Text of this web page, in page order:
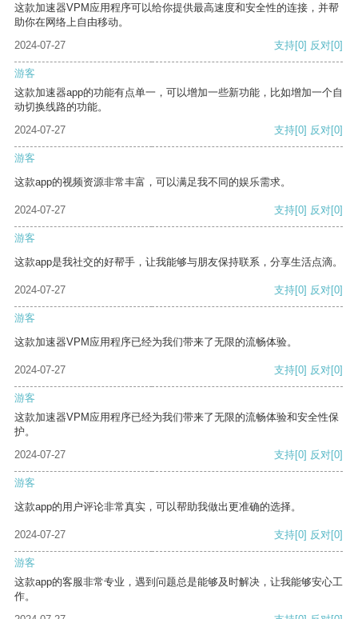
这款加速器VPM应用程序可以给你提供最高速度和安全性的连接，并帮
助你在网络上自由移动。
2024-07-27
支持[0] 反对[0]
游客
这款加速器app的功能有点单一，可以增加一些新功能，比如增加一个自
动切换线路的功能。
2024-07-27
支持[0] 反对[0]
游客
这款app的视频资源非常丰富，可以满足我不同的娱乐需求。
2024-07-27 支持[0] 反对[0]
游客
这款app是我社交的好帮手，让我能够与朋友保持联系，分享生活点滴。
2024-07-27 支持[0] 反对[0]
游客
这款加速器VPM应用程序已经为我们带来了无限的流畅体验。
2024-07-27 支持[0] 反对[0]
游客
这款加速器VPM应用程序已经为我们带来了无限的流畅体验和安全性保
护。
2024-07-27
支持[0] 反对[0]
游客
这款app的用户评论非常真实，可以帮助我做出更准确的选择。
2024-07-27 支持[0] 反对[0]
游客
这款app的客服非常专业，遇到问题总是能够及时解决，让我能够安心工
作。